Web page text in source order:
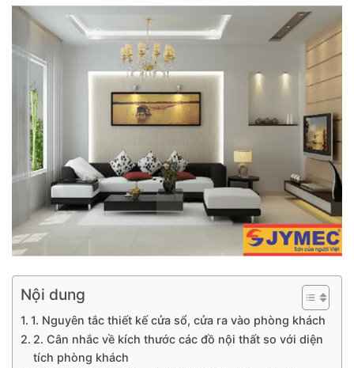
Nội dung
1. Nguyên tắc thiết kế cửa sổ, cửa ra vào phòng khách
2. Cân nhắc về kích thước các đồ nội thất so với diện
tích phòng khách